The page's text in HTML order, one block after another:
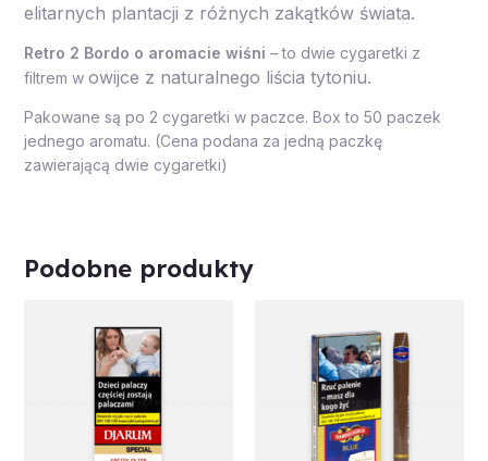
elitarnych plantacji z różnych zakątków świata.
Retro 2 Bordo o aromacie wiśni – to dwie cygaretki z
filtrem w owijce z naturalnego liścia tytoniu.
Pakowane są po 2 cygaretki w paczce. Box to 50 paczek
jednego aromatu. (Cena podana za jedną paczkę
zawierającą dwie cygaretki)
Podobne produkty